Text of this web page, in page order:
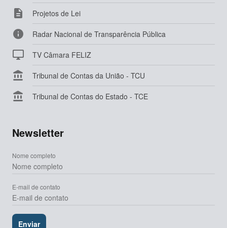
 Projetos de Lei
 Radar Nacional de Transparência Pública
 TV Câmara FELIZ
 Tribunal de Contas da União - TCU
 Tribunal de Contas do Estado - TCE
Newsletter
Nome completo
E-mail de contato